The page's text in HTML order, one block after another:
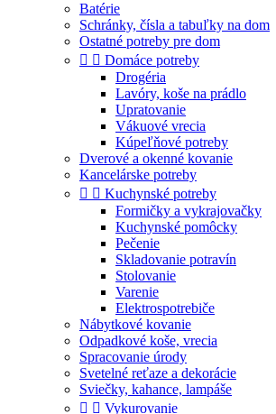
Batérie
Schránky, čísla a tabuľky na dom
Ostatné potreby pre dom
  Domáce potreby
Drogéria
Lavóry, koše na prádlo
Upratovanie
Vákuové vrecia
Kúpeľňové potreby
Dverové a okenné kovanie
Kancelárske potreby
  Kuchynské potreby
Formičky a vykrajovačky
Kuchynské pomôcky
Pečenie
Skladovanie potravín
Stolovanie
Varenie
Elektrospotrebiče
Nábytkové kovanie
Odpadkové koše, vrecia
Spracovanie úrody
Svetelné reťaze a dekorácie
Sviečky, kahance, lampáše
  Vykurovanie